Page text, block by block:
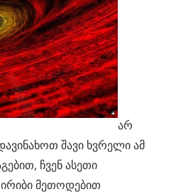
არ
შავი ხვრელი ამ
ჩვენ ასეთი
ირიბი მეთოდებით